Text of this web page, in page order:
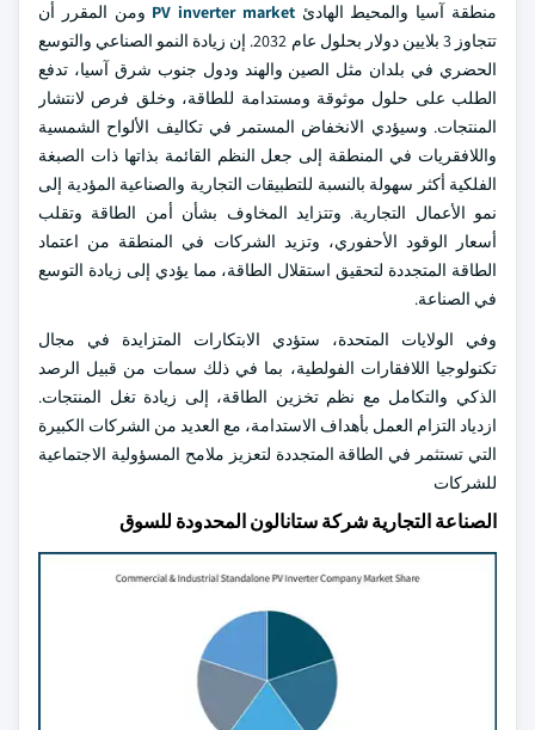
منطقة آسيا والمحيط الهادئ PV inverter market ومن المقرر أن
تتجاوز 3 بلايين دولار بحلول عام 2032. إن زيادة النمو الصناعي والتوسع
الحضري في بلدان مثل الصين والهند ودول جنوب شرق آسيا، تدفع
الطلب على حلول موثوقة ومستدامة للطاقة، وخلق فرص لانتشار
المنتجات. وسيؤدي الانخفاض المستمر في تكاليف الألواح الشمسية
واللافقريات في المنطقة إلى جعل النظم القائمة بذاتها ذات الصبغة
الفلكية أكثر سهولة بالنسبة للتطبيقات التجارية والصناعية المؤدية إلى
نمو الأعمال التجارية. وتتزايد المخاوف بشأن أمن الطاقة وتقلب
أسعار الوقود الأحفوري، وتزيد الشركات في المنطقة من اعتماد
الطاقة المتجددة لتحقيق استقلال الطاقة، مما يؤدي إلى زيادة التوسع
في الصناعة.
وفي الولايات المتحدة، ستؤدي الابتكارات المتزايدة في مجال
تكنولوجيا اللافقارات الفولطية، بما في ذلك سمات من قبيل الرصد
الذكي والتكامل مع نظم تخزين الطاقة، إلى زيادة تغل المنتجات.
ازدياد التزام العمل بأهداف الاستدامة، مع العديد من الشركات الكبيرة
التي تستثمر في الطاقة المتجددة لتعزيز ملامح المسؤولية الاجتماعية
للشركات
الصناعة التجارية شركة ستانالون المحدودة للسوق